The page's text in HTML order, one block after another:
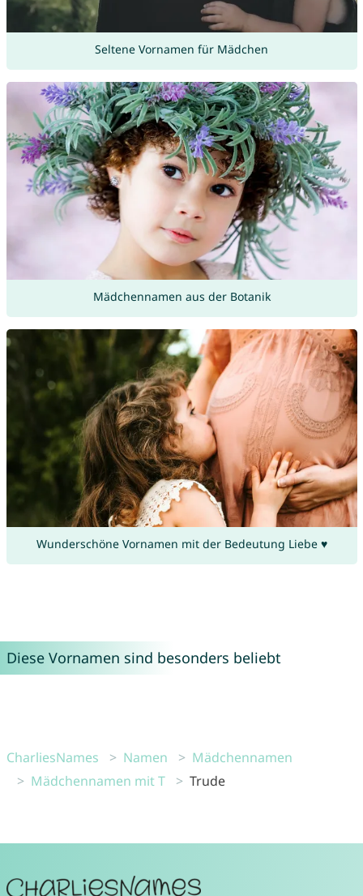
Seltene Vornamen für Mädchen
Mädchennamen aus der Botanik
Wunderschöne Vornamen mit der Bedeutung Liebe ♥
Diese Vornamen sind besonders beliebt
CharliesNames Namen
Mädchennamen
Mädchennamen mit T
Trude